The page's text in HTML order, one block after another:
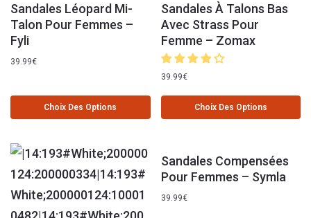
Sandales Léopard Mi-
Talon Pour Femmes –
Fyli
39.99€
Choix Des Options
Sandales À Talons Bas
Avec Strass Pour
Femme – Zomax
39.99€
Choix Des Options
Sandales Compensées
Pour Femmes – Symla
39.99€